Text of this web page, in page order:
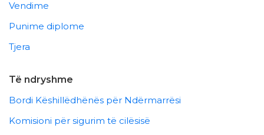
Vendime
Punime diplome
Tjera
Të ndryshme
Bordi Këshillëdhënës për Ndërmarrësi
Komisioni për sigurim të cilësisë